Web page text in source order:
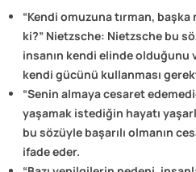
“Kendi omuzuna tırman, başka
ki?” Nietzsche: Nietzsche bu
insanın kendi elinde olduğunu
kendi gücünü kullanması
“Senin almaya cesaret
yaşamak istediğin hayatı
bu sözüyle başarılı olmanın
ifade eder.